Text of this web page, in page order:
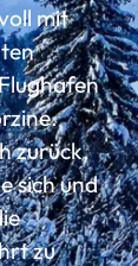
mit
zurück,
sich und
zu